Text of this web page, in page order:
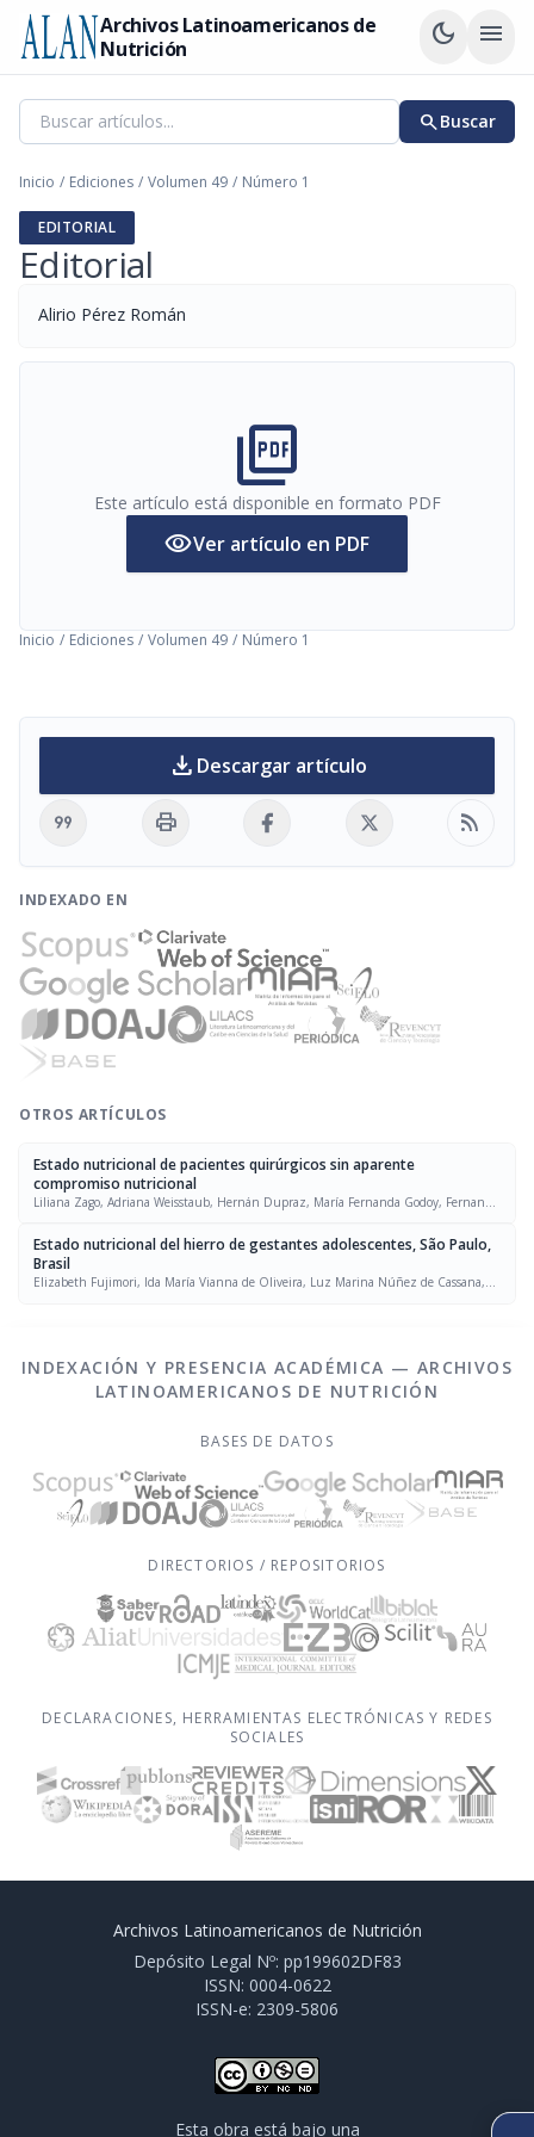
Archivos Latinoamericanos de
Nutrición
dark_mode menu
searchBuscar
Inicio / Ediciones / Volumen 49 / Número 1
EDITORIAL
Editorial
Alirio Pérez Román
picture_as_pdf
Este artículo está disponible en formato PDF
visibilityVer artículo en PDF
Inicio / Ediciones / Volumen 49 / Número 1
download Descargar artículo
format_quote print rss_feed
INDEXADO EN
OTROS ARTÍCULOS
Estado nutricional de pacientes quirúrgicos sin aparente
compromiso nutricional
Liliana Zago, Adriana Weisstaub, Hernán Dupraz, María Fernanda Godoy, Fernando
María Esther Río
Estado nutricional del hierro de gestantes adolescentes, São Paulo,
Brasil
Elizabeth Fujimori, Ida María Vianna de Oliveira, Luz Marina Núñez de Cassana,
INDEXACIÓN Y PRESENCIA ACADÉMICA — ARCHIVOS
LATINOAMERICANOS DE NUTRICIÓN
BASES DE DATOS
DIRECTORIOS / REPOSITORIOS
DECLARACIONES, HERRAMIENTAS ELECTRÓNICAS Y REDES
SOCIALES
Archivos Latinoamericanos de Nutrición
Depósito Legal Nº: pp199602DF83
ISSN: 0004-0622
ISSN-e: 2309-5806
Esta obra está bajo una